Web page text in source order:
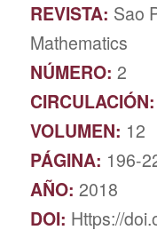
REVISTA: Sao
Mathematics
NÚMERO: 2
CIRCULACIÓN:
VOLUMEN: 12
PÁGINA: 196-
AÑO: 2018
DOI: Https://